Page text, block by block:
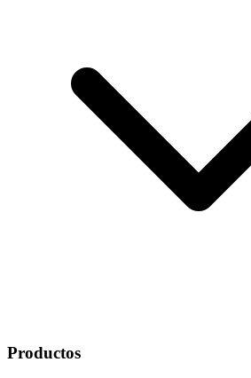
Productos